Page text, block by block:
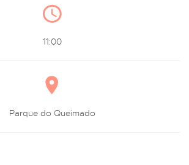
11:00
Parque do Queimado